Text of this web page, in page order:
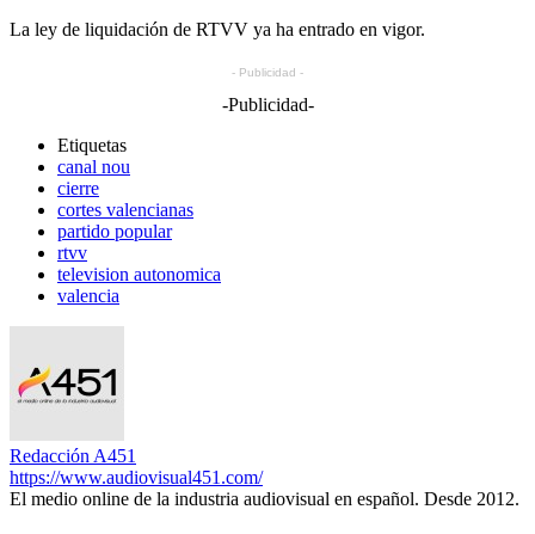
La ley de liquidación de RTVV ya ha entrado en vigor.
- Publicidad -
-Publicidad-
Etiquetas
canal nou
cierre
cortes valencianas
partido popular
rtvv
television autonomica
valencia
Redacción A451
https://www.audiovisual451.com/
El medio online de la industria audiovisual en español. Desde 2012.